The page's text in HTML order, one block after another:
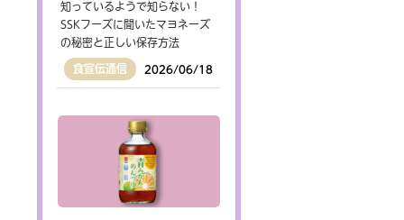
知っているようで知らない！
SSKフーズに聞いたマヨネーズ
の秘密と正しい保存方法
食宣伝通信 2026/06/18